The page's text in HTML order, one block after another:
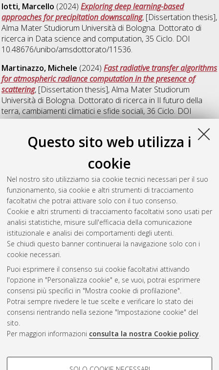
Questo sito web utilizza i
cookie
Nel nostro sito utilizziamo sia cookie tecnici necessari per il suo
funzionamento, sia cookie e altri strumenti di tracciamento
facoltativi che potrai attivare solo con il tuo consenso.
Cookie e altri strumenti di tracciamento facoltativi sono usati per
analisi statistiche, misure sull'efficacia della comunicazione
istituzionale e analisi dei comportamenti degli utenti.
Se chiudi questo banner continuerai la navigazione solo con i
cookie necessari.
Puoi esprimere il consenso sui cookie facoltativi attivando
l'opzione in "Personalizza cookie" e, se vuoi, potrai esprimere
consensi più specifici in "Mostra cookie di profilazione".
Potrai sempre rivedere le tue scelte e verificare lo stato dei
consensi rientrando nella sezione "Impostazione cookie" del
sito.
Per maggiori informazioni consulta la nostra Cookie policy.
COOKIE DI PROFILAZIONE -
Iotti, Marcello (2024)Exploring deep learning-based
approaches for precipitation downscaling, [Dissertation thesis],
Alma Mater Studiorum Università di Bologna. Dottorato di
ricerca in Data science and computation, 35 Ciclo. DOI
10.48676/unibo/amsdottorato/11536.
Martinazzo, Michele (2024)Fast radiative transfer algorithms
for atmospheric radiance computation in the presence of
scattering, [Dissertation thesis], Alma Mater Studiorum
Università di Bologna. Dottorato di ricerca in Il futuro della
terra, cambiamenti climatici e sfide sociali, 36 Ciclo. DOI
10.48676/unibo/amsdottorato/11223.
Renzi, Laura(2024)Understanding the metrology challenges
and variability of black carbon properties from urban to
, [Dissertation thesis], Alma Mater
Studiorum Università di Bologna. Dottorato di ricerca in
futuro della terra, cambiamenti climatici e sfide sociali, 36 Ciclo.
DOI 10.48676/unibo/amsdottorato/11587.
Questa lista e' stata generata il Thu Aug 6 20:30:50 2026
Atom
Rss 1.0
Rss 2.0
ISSN: 2038-7946
Impostazioni Cookie